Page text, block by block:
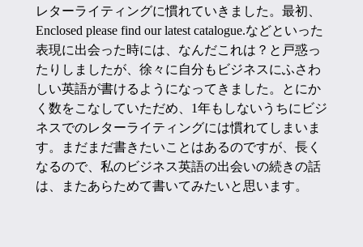
レターライティングに慣れていきました。最初、
Enclosed please find our latest catalogue.などといった
表現に出会った時には、なんだこれは？と戸惑っ
たりしましたが、徐々に自分もビジネスにふさわ
しい英語が書けるようになってきました。とにか
く数をこなしていただめ、1年もしないうちにビジ
ネスでのレターライティングには慣れてしまいま
す。まだまだ書きたいことはあるのですが、長く
なるので、私のビジネス英語の出会いの続きの話
は、またあらためて書いてみたいと思います。